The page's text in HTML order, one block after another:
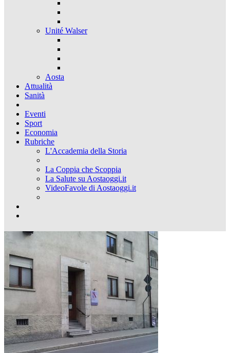
Unité Walser
Aosta
Attualità
Sanità
Eventi
Sport
Economia
Rubriche
L'Accademia della Storia
La Coppia che Scoppia
La Salute su Aostaoggi.it
VideoFavole di Aostaoggi.it